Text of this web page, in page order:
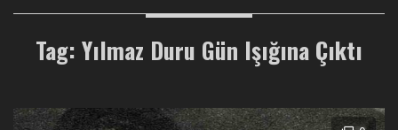
Tag: Yılmaz Duru Gün Işığına Çıktı